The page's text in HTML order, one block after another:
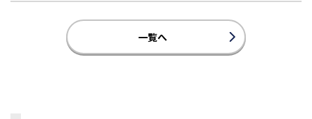
一覧へ